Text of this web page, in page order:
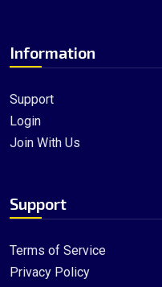
Information
Support
Login
Join With Us
Support
Terms of Service
Privacy Policy